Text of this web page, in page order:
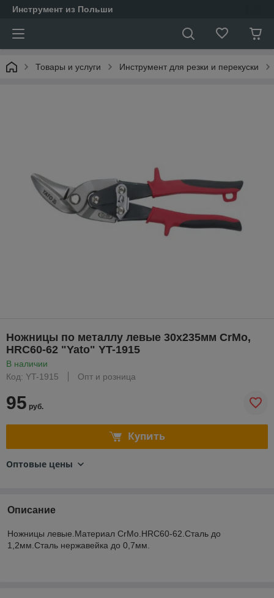
Инструмент из Польши
Товары и услуги Инструмент для резки и перекуски
Ножницы по металлу левые 30х235мм CrMo,
HRC60-62 "Yato" YT-1915
В наличии
Код: YT-1915
Опт и розница
95 руб.
Купить
Оптовые цены
Описание
Ножницы левые.Материал CrMo.HRC60-62.Сталь до
1,2мм.Сталь нержавейка до 0,7мм.